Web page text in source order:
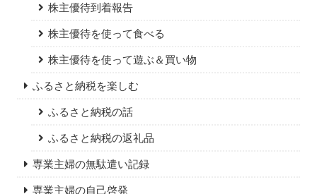
株主優待到着報告
株主優待を使って食べる
株主優待を使って遊ぶ＆買い物
ふるさと納税を楽しむ
ふるさと納税の話
ふるさと納税の返礼品
専業主婦の無駄遣い記録
専業主婦の自己啓発